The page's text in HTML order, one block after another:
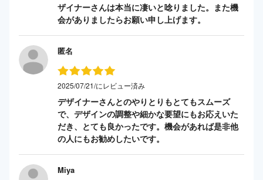
ザイナーさんは本当に凄いと唸りました。また機
会がありましたらお願い申し上げます。
匿名
2025/07/21/にレビュー済み
デザイナーさんとのやりとりもとてもスムーズ
で、デザインの調整や細かな要望にもお応えいた
だき、とても良かったです。機会があれば是非他
の人にもお勧めしたいです。
Miya